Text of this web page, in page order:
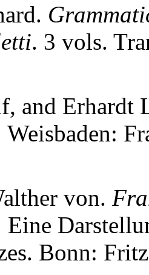
. 3 vols.
and Erhardt
Weisbaden:
von.
Eine
Bonn: